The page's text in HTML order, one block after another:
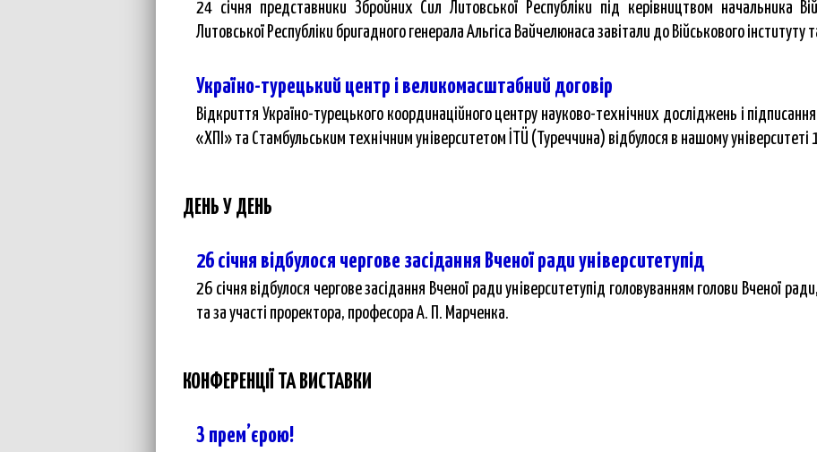
24 січня представники Збройних Сил Литовської Республіки під керівництвом начальника
Литовської Республіки бригадного генерала Альгіса Вайчелюнаса завітали до Військового інституту
Україно-турецький центр і великомасштабний договір
Відкриття Україно-турецького координаційного центру науково-технічних досліджень і
«ХПІ» та Стамбульським технічним університетом İTÜ (Туреччина) відбулося в нашому університеті
ДЕНЬ У ДЕНЬ
26 січня відбулося чергове засідання Вченої ради університетупід
26 січня відбулося чергове засідання Вченої ради університетупід головуванням голови Вченої
та за участі проректора, професора А. П. Марченка.
КОНФЕРЕНЦІЇ ТА ВИСТАВКИ
З прем’єрою!